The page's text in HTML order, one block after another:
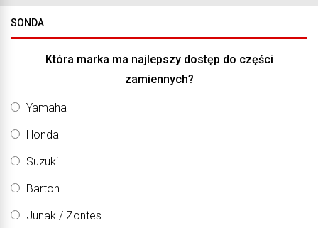
SONDA
Która marka ma najlepszy dostęp do części
zamiennych?
Yamaha
Honda
Suzuki
Barton
Junak / Zontes